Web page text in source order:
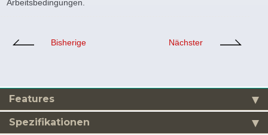
Arbeitsbedingungen.
Bisherige Nächster
Features
Spezifikationen